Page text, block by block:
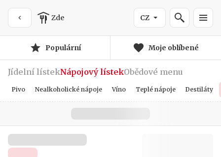
Zde CZ
Populární Moje oblíbené
Jídelní lístekNápojový lístekObědové menu
Pivo Nealkoholické nápoje Víno Teplé nápoje Destiláty